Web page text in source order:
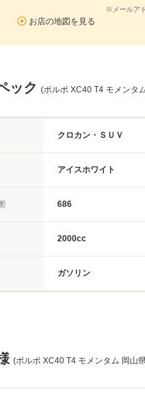
※メールア
お店の地図を見る
ック (ボルボ XC40 T4 モメンタ
クロカン・ＳＵＶ
アイスホワイト
686
2000cc
ガソリン
(ボルボ XC40 T4 モメンタム 岡山